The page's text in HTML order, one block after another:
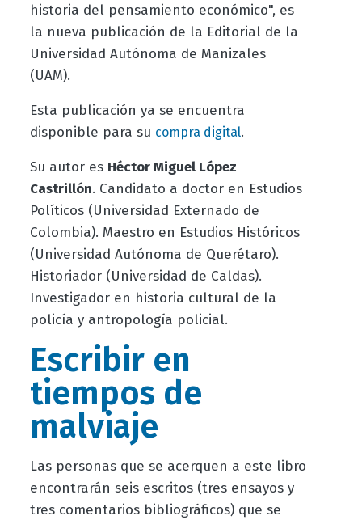
historia del pensamiento económico", es
la nueva publicación de la Editorial de la
Universidad Autónoma de Manizales
(UAM).
Esta publicación ya se encuentra
disponible para su compra digital.
Su autor es Héctor Miguel López
Castrillón. Candidato a doctor en Estudios
Políticos (Universidad Externado de
Colombia). Maestro en Estudios Históricos
(Universidad Autónoma de Querétaro).
Historiador (Universidad de Caldas).
Investigador en historia cultural de la
policía y antropología policial.
Escribir en
tiempos de
malviaje
Las personas que se acerquen a este libro
encontrarán seis escritos (tres ensayos y
tres comentarios bibliográficos) que se